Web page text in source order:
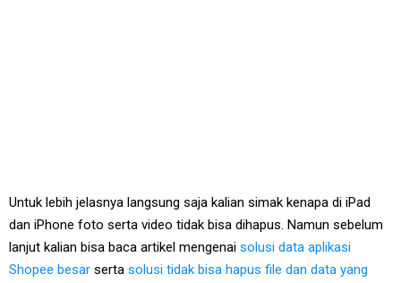
Untuk lebih jelasnya langsung saja kalian simak kenapa di iPad
dan iPhone foto serta video tidak bisa dihapus. Namun sebelum
lanjut kalian bisa baca artikel mengenai solusi data aplikasi
Shopee besar serta solusi tidak bisa hapus file dan data yang